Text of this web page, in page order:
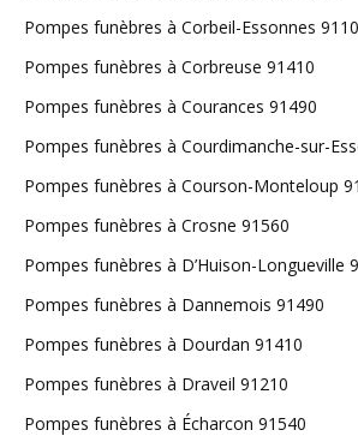
Pompes funèbres à Corbeil-Essonnes
Pompes funèbres à Corbreuse 91410
Pompes funèbres à Courances 91490
Pompes funèbres à Courdimanche-sur-
Pompes funèbres à Courson-Monteloup
Pompes funèbres à Crosne 91560
Pompes funèbres à D’Huison-Longueville
Pompes funèbres à Dannemois 91490
Pompes funèbres à Dourdan 91410
Pompes funèbres à Draveil 91210
Pompes funèbres à Écharcon 91540